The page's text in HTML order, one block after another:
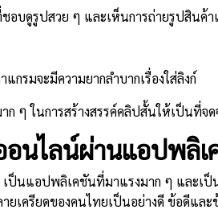
อบดูรูปสวย ๆ และเห็นการถ่ายรูปสินค้
กรมจะมีความยากลำบากเรื่องใส่ลิงก์
ก ๆ ในการสร้างสรรค์คลิปสั้นให้เป็นที่จ
อนไลน์ผ่านแอปพลิ
ป็นแอปพลิเคชันที่มาแรงมาก ๆ และเ
ยเครียดของคนไทยเป็นอย่างดี ข้อดีและ